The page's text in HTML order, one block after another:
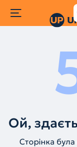
Ой,
Сторінка